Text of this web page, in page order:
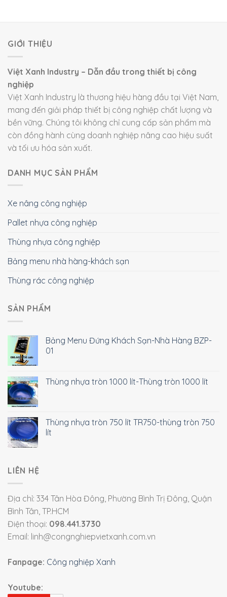
GIỚI THIỆU
Việt Xanh Industry – Dẫn đầu trong thiết bị công
nghiệp
Việt Xanh Industry là thương hiệu hàng đầu tại Việt Nam,
mang đến giải pháp thiết bị công nghiệp chất lượng và
bền vững. Chúng tôi không chỉ cung cấp sản phẩm mà
còn đồng hành cùng doanh nghiệp nâng cao hiệu suất
và tối ưu hóa sản xuất.
DANH MỤC SẢN PHẨM
Xe nâng công nghiệp
Pallet nhựa công nghiệp
Thùng nhựa công nghiệp
Bảng menu nhà hàng-khách sạn
Thùng rác công nghiệp
SẢN PHẨM
Bảng Menu Đứng Khách Sạn-Nhà Hàng BZP-
01
Thùng nhựa tròn 1000 lít-Thùng tròn 1000 lít
Thùng nhựa tròn 750 lít TR750-thùng tròn 750
lít
LIÊN HỆ
Địa chỉ: 334 Tân Hòa Đông, Phường Bình Trị Đông, Quận
Bình Tân, TP.HCM
Điện thoại: 098.441.3730
Email: linh@congnghiepvietxanh.com.vn
Fanpage: Công nghiệp Xanh
Youtube: